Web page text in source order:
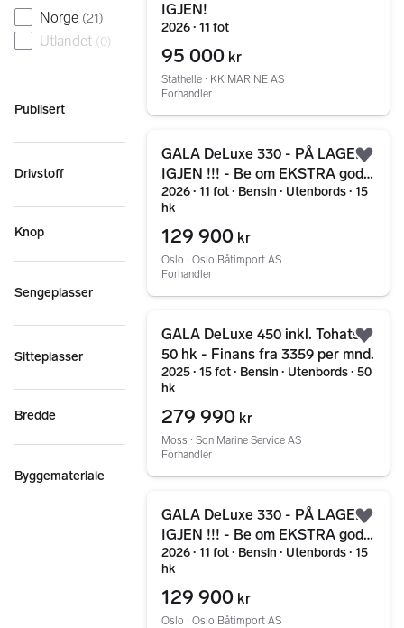
Norge (21)
Utlandet (0)
Publisert
Drivstoff
Knop
Sengeplasser
Sitteplasser
Bredde
Byggemateriale
IGJEN!
2026 ∙ 11 fot
95 000 kr
Stathelle ∙ KK MARINE AS
Forhandler
GALA DeLuxe 330 - PÅ LAGER
IGJEN !!! - Be om EKSTRA godt
tilbud...
2026 ∙ 11 fot ∙ Bensin ∙ Utenbords ∙ 15
hk
129 900 kr
Oslo ∙ Oslo Båtimport AS
Forhandler
GALA DeLuxe 450 inkl. Tohatsu
50 hk - Finans fra 3359 per mnd.
2025 ∙ 15 fot ∙ Bensin ∙ Utenbords ∙ 50
hk
279 990 kr
Moss ∙ Son Marine Service AS
Forhandler
GALA DeLuxe 330 - PÅ LAGER
IGJEN !!! - Be om EKSTRA godt
tilbud...
2026 ∙ 11 fot ∙ Bensin ∙ Utenbords ∙ 15
hk
129 900 kr
Oslo ∙ Oslo Båtimport AS